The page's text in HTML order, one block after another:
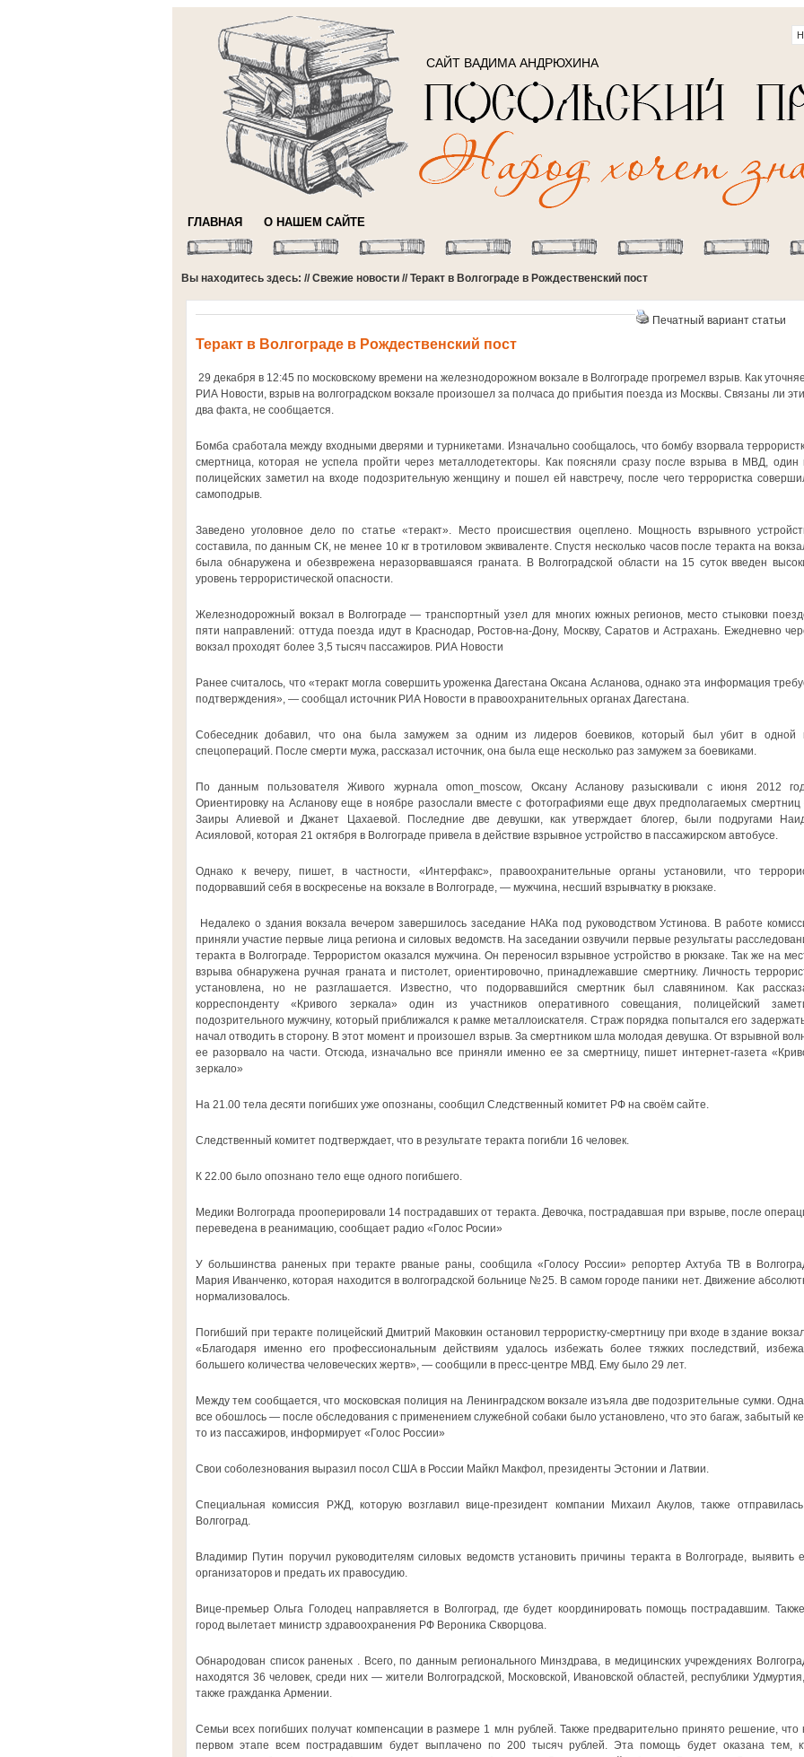
САЙТ ВАДИМА АНДРЮХИНА
ГЛАВНАЯ О НАШЕМ САЙТЕ
Вы находитесь здесь: //Свежие новости // Теракт в Волгограде в Рождественский пост
Печатный вариант статьи
Теракт в Волгограде в Рождественский пост
29 декабря в 12:45 по московскому времени на железнодорожном вокзале в Волгограде прогремел взрыв. Как
РИА Новости, взрыв на волгоградском вокзале произошел за полчаса до прибытия поезда из Москвы. Связаны ли эти
два факта, не сообщается.
Бомба сработала между входными дверями и турникетами. Изначально сообщалось, что бомбу взорвала
смертница, которая не успела пройти через металлодетекторы. Как поясняли сразу после взрыва в МВД, один
полицейских заметил на входе подозрительную женщину и пошел ей навстречу, после чего террористка
самоподрыв.
Заведено уголовное дело по статье «теракт». Место происшествия оцеплено. Мощность взрывного
составила, по данным СК, не менее 10 кг в тротиловом эквиваленте. Спустя несколько часов после теракта на
была обнаружена и обезврежена неразорвавшаяся граната. В Волгоградской области на 15 суток введен
уровень террористической опасности.
Железнодорожный вокзал в Волгограде — транспортный узел для многих южных регионов, место стыковки
пяти направлений: оттуда поезда идут в Краснодар, Ростов-на-Дону, Москву, Саратов и Астрахань. Ежедневно
вокзал проходят более 3,5 тысяч пассажиров. РИА Новости
Ранее считалось, что «теракт могла совершить уроженка Дагестана Оксана Асланова, однако эта информация
подтверждения», — сообщал источник РИА Новости в правоохранительных органах Дагестана.
Собеседник добавил, что она была замужем за одним из лидеров боевиков, который был убит в одной
спецопераций. После смерти мужа, рассказал источник, она была еще несколько раз замужем за боевиками.
По данным пользователя Живого журнала omon_moscow, Оксану Асланову разыскивали с июня 2012
Ориентировку на Асланову еще в ноябре разослали вместе с фотографиями еще двух предполагаемых
Заиры Алиевой и Джанет Цахаевой. Последние две девушки, как утверждает блогер, были подругами
Асияловой, которая 21 октября в Волгограде привела в действие взрывное устройство в пассажирском автобусе.
Однако к вечеру, пишет, в частности, «Интерфакс», правоохранительные органы установили, что
подорвавший себя в воскресенье на вокзале в Волгограде, — мужчина, несший взрывчатку в рюкзаке.
Недалеко о здания вокзала вечером завершилось заседание НАКа под руководством Устинова. В работе
приняли участие первые лица региона и силовых ведомств. На заседании озвучили первые результаты
теракта в Волгограде. Террористом оказался мужчина. Он переносил взрывное устройство в рюкзаке. Так же на
взрыва обнаружена ручная граната и пистолет, ориентировочно, принадлежавшие смертнику. Личность
установлена, но не разглашается. Известно, что подорвавшийся смертник был славянином. Как
корреспонденту «Кривого зеркала» один из участников оперативного совещания, полицейский
подозрительного мужчину, который приближался к рамке металлоискателя. Страж порядка попытался его
начал отводить в сторону. В этот момент и произошел взрыв. За смертником шла молодая девушка. От взрывной
ее разорвало на части. Отсюда, изначально все приняли именно ее за смертницу, пишет интернет-газета
зеркало»
На 21.00 тела десяти погибших уже опознаны, сообщил Следственный комитет РФ на своём сайте.
Следственный комитет подтверждает, что в результате теракта погибли 16 человек.
К 22.00 было опознано тело еще одного погибшего.
Медики Волгограда прооперировали 14 пострадавших от теракта. Девочка, пострадавшая при взрыве, после
переведена в реанимацию, сообщает радио «Голос Росии»
У большинства раненых при теракте рваные раны, сообщила «Голосу России» репортер Ахтуба ТВ в
Мария Иванченко, которая находится в волгоградской больнице №25. В самом городе паники нет. Движение
нормализовалось.
Погибший при теракте полицейский Дмитрий Маковкин остановил террористку-смертницу при входе в здание
«Благодаря именно его профессиональным действиям удалось избежать более тяжких последствий,
большего количества человеческих жертв», — сообщили в пресс-центре МВД. Ему было 29 лет.
Между тем сообщается, что московская полиция на Ленинградском вокзале изъяла две подозрительные сумки.
все обошлось — после обследования с применением служебной собаки было установлено, что это багаж, забытый
то из пассажиров, информирует «Голос России»
Свои соболезнования выразил посол США в России Майкл Макфол, президенты Эстонии и Латвии.
Специальная комиссия РЖД, которую возглавил вице-президент компании Михаил Акулов, также
Волгоград.
Владимир Путин поручил руководителям силовых ведомств установить причины теракта в Волгограде, выявить
организаторов и предать их правосудию.
Вице-премьер Ольга Голодец направляется в Волгоград, где будет координировать помощь пострадавшим.
город вылетает министр здравоохранения РФ Вероника Скворцова.
Обнародован список раненых . Всего, по данным регионального Минздрава, в медицинских учреждениях
находятся 36 человек, среди них — жители Волгоградской, Московской, Ивановской областей, республики
также гражданка Армении.
Семьи всех погибших получат компенсации в размере 1 млн рублей. Также предварительно принято решение, что
первом этапе всем пострадавшим будет выплачено по 200 тысяч рублей. Эта помощь будет оказана тем,